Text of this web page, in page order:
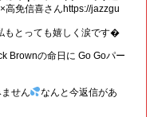
免信喜さんhttps://jazzgu
もとっても嬉しく涙です�
Brownの命日に Go Goパー
せん
なんと今返信があ